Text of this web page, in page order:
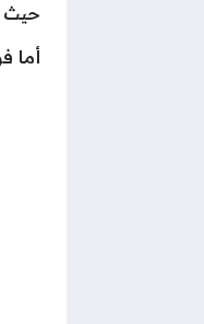
حيث يحتاج فقط
أما